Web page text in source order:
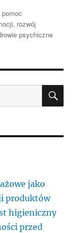
pomoc
, rozwój
psychiczne
jako
produktów
higieniczny
przed